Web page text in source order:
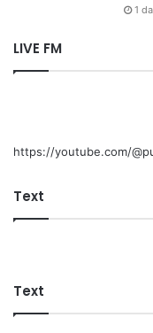
1
LIVE FM
https://youtube.com/
Text
Text